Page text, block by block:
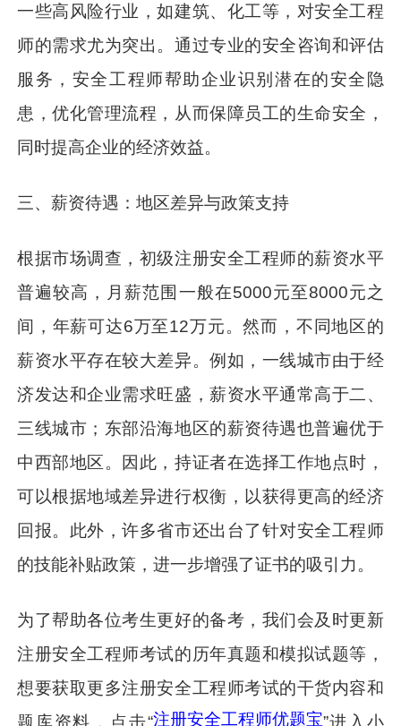
一些高风险行业，如建筑、化工等，对安全工程
师的需求尤为突出。通过专业的安全咨询和评估
服务，安全工程师帮助企业识别潜在的安全隐
患，优化管理流程，从而保障员工的生命安全，
同时提高企业的经济效益。
三、薪资待遇：地区差异与政策支持
根据市场调查，初级注册安全工程师的薪资水平
普遍较高，月薪范围一般在5000元至8000元之
间，年薪可达6万至12万元。然而，不同地区的
薪资水平存在较大差异。例如，一线城市由于经
济发达和企业需求旺盛，薪资水平通常高于二、
三线城市；东部沿海地区的薪资待遇也普遍优于
中西部地区。因此，持证者在选择工作地点时，
可以根据地域差异进行权衡，以获得更高的经济
回报。此外，许多省市还出台了针对安全工程师
的技能补贴政策，进一步增强了证书的吸引力。
为了帮助各位考生更好的备考，我们会及时更新
注册安全工程师考试的历年真题和模拟试题等，
想要获取更多注册安全工程师考试的干货内容和
题库资料，点击“注册安全工程师优题宝”进入小